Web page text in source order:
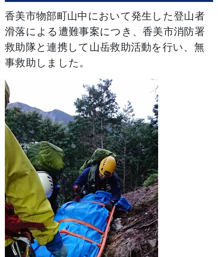
香美市物部町山中において発生した登山者
滑落による遭難事案につき、香美市消防署
救助隊と連携して山岳救助活動を行い、無
事救助しました。